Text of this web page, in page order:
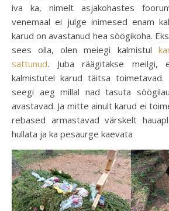
iva ka, nimelt asjakohastes
venemaal ei julge inimesed enam
karud on avastanud hea söögikoha.
sees olla, olen meiegi kalmistul
sattunud. Juba räägitakse meilgi,
kalmistutel karud täitsa
seegi aeg millal nad tasuta
avastavad. Ja mitte ainult karud ei
rebased armastavad värskelt
hullata ja ka pesaurge kaevata